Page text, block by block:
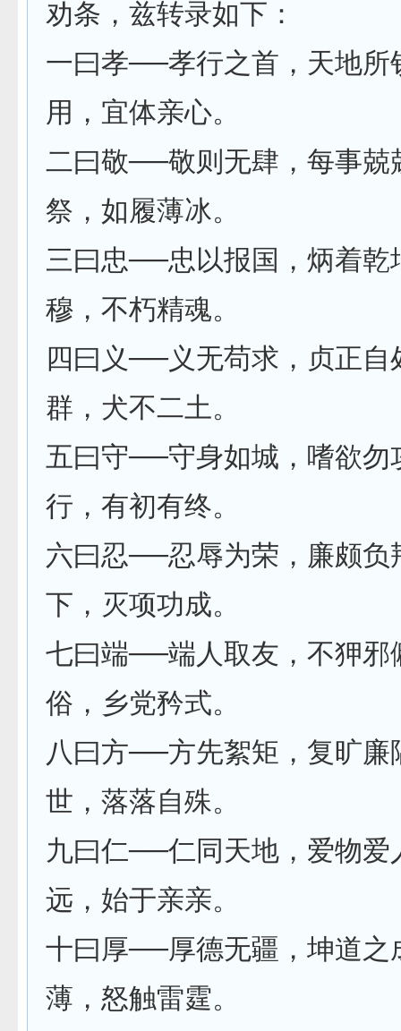
劝条，兹转录如下：
一曰孝──孝行之首，天地所
用，宜体亲心。
二曰敬──敬则无肆，每事兢
祭，如履薄冰。
三曰忠──忠以报国，炳着乾
穆，不朽精魂。
四曰义──义无苟求，贞正自
群，犬不二土。
五曰守──守身如城，嗜欲勿
行，有初有终。
六曰忍──忍辱为荣，廉颇负
下，灭项功成。
七曰端──端人取友，不狎邪
俗，乡党矜式。
八曰方──方先絮矩，复旷廉
世，落落自殊。
九曰仁──仁同天地，爱物爱
远，始于亲亲。
十曰厚──厚德无疆，坤道之
薄，怒触雷霆。